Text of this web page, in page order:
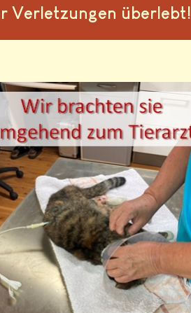
Verletzungen überlebt!